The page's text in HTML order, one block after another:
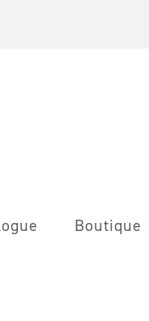
Boutique